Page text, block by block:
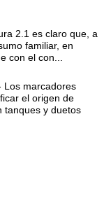
2.1 es claro que, a
familiar, en
con el con...
Los marcadores
el origen de
tanques y duetos